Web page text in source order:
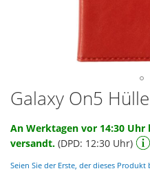
Zum
Anfang
der
Bildgalerie
springen
Galaxy On5
An Werktagen vor 14:30
versandt. (DPD: 12:30 Uhr)
Seien Sie der Erste, der dieses Produkt